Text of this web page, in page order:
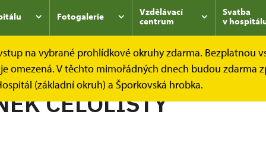
Fotogalerie
Vzdělávací
centrum
Svatba
v
na vybrané prohlídkové okruhy zdarma. Bezplatnou
omezená. V těchto mimořádných dnech budou zdarma
(základní okruh) a Šporkovská hrobka.
Kukský herbář - aneb co u nás roste...
CELOLISTÝ